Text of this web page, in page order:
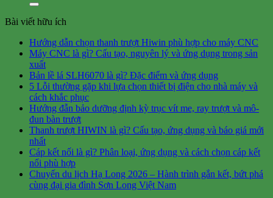
Bài viết hữu ích
Hướng dẫn chọn thanh trượt Hiwin phù hợp cho máy CNC
Máy CNC là gì? Cấu tạo, nguyên lý và ứng dụng trong sản
xuất
Bản lề lá SLH6070 là gì? Đặc điểm và ứng dụng
5 Lỗi thường gặp khi lựa chọn thiết bị điện cho nhà máy và
cách khắc phục
Hướng đẫn bảo dưỡng định kỳ trục vít me, ray trượt và mô-
đun bàn trượt
Thanh trượt HIWIN là gì? Cấu tạo, ứng dụng và báo giá mới
nhất
Cáp kết nối là gì? Phân loại, ứng dụng và cách chọn cáp kết
nối phù hợp
Chuyến du lịch Hạ Long 2026 – Hành trình gắn kết, bứt phá
cùng đại gia đình Sơn Long Việt Nam